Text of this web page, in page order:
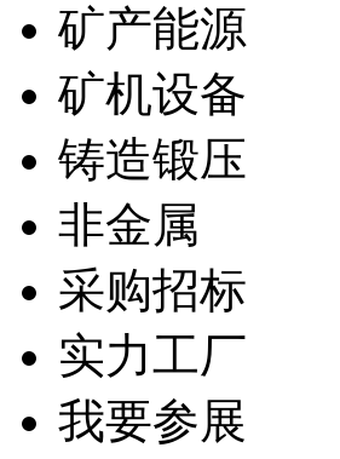
矿产能源
矿机设备
铸造锻压
非金属
采购招标
实力工厂
我要参展